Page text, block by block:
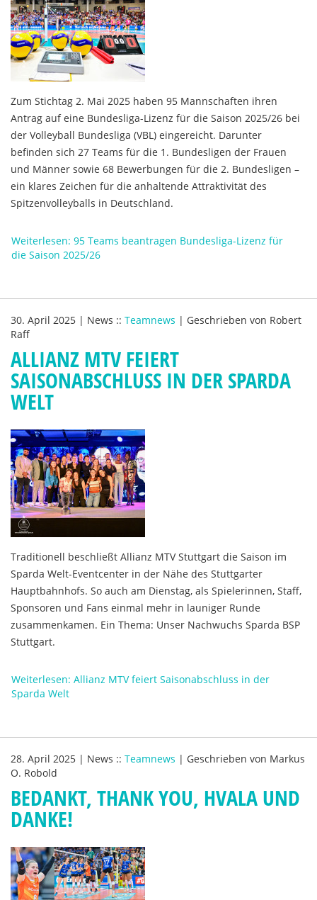
Zum Stichtag 2. Mai 2025 haben 95 Mannschaften ihren
Antrag auf eine Bundesliga-Lizenz für die Saison 2025/26 bei
der Volleyball Bundesliga (VBL) eingereicht. Darunter
befinden sich 27 Teams für die 1. Bundesligen der Frauen
und Männer sowie 68 Bewerbungen für die 2. Bundesligen –
ein klares Zeichen für die anhaltende Attraktivität des
Spitzenvolleyballs in Deutschland.
Weiterlesen: 95 Teams beantragen Bundesliga-Lizenz für
die Saison 2025/26
30. April 2025 | News :: Teamnews | Geschrieben von Robert
Raff
ALLIANZ MTV FEIERT
SAISONABSCHLUSS IN DER SPARDA
WELT
Traditionell beschließt Allianz MTV Stuttgart die Saison im
Sparda Welt-Eventcenter in der Nähe des Stuttgarter
Hauptbahnhofs. So auch am Dienstag, als Spielerinnen, Staff,
Sponsoren und Fans einmal mehr in launiger Runde
zusammenkamen. Ein Thema: Unser Nachwuchs Sparda BSP
Stuttgart.
Weiterlesen: Allianz MTV feiert Saisonabschluss in der
Sparda Welt
28. April 2025 | News :: Teamnews | Geschrieben von Markus
O. Robold
BEDANKT, THANK YOU, HVALA UND
DANKE!